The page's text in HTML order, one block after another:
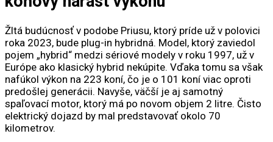
Žltá budúcnosť v podobe Priusu, ktorý príde už v polovici
roka 2023, bude plug-in hybridná. Model, ktorý zaviedol
pojem „hybrid“ medzi sériové modely v roku 1997, už v
Európe ako klasický hybrid nekúpite. Vďaka tomu sa však
nafúkol výkon na 223 koní, čo je o 101 koní viac oproti
predošlej generácii. Navyše, väčší je aj samotný
spaľovací motor, ktorý má po novom objem 2 litre. Čisto
elektrický dojazd by mal predstavovať okolo 70
kilometrov.